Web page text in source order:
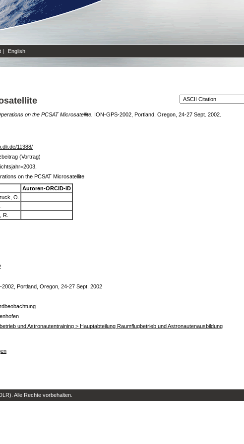
| English
on the PCSAT Microsatellite. ION-GPS-2002, Portland, Oregon, 24-27 Sept. 2002.
11388/
(Vortrag)
on the PCSAT Microsatellite
Autoren-ORCID-iD
O.
R.
2002, Portland, Oregon, 24-27 Sept. 2002
und Astronautentraining > Hauptabteilung Raumflugbetrieb und Astronautenausbildung
Alle Rechte vorbehalten.